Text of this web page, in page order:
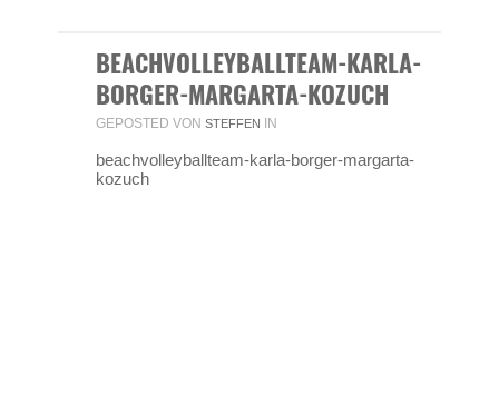
BEACHVOLLEYBALLTEAM-KARLA-
BORGER-MARGARTA-KOZUCH
GEPOSTED VON STEFFEN IN
beachvolleyballteam-karla-borger-margarta-
kozuch